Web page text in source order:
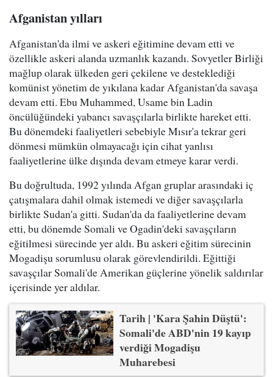
Afganistan yılları
Afganistan'da ilmi ve askeri eğitimine devam etti ve
özellikle askeri alanda uzmanlık kazandı. Sovyetler Birliği
mağlup olarak ülkeden geri çekilene ve desteklediği
komünist yönetim de yıkılana kadar Afganistan'da savaşa
devam etti. Ebu Muhammed, Usame bin Ladin
öncülüğündeki yabancı savaşçılarla birlikte hareket etti.
Bu dönemdeki faaliyetleri sebebiyle Mısır'a tekrar geri
dönmesi mümkün olmayacağı için cihat yanlısı
faaliyetlerine ülke dışında devam etmeye karar verdi.
Bu doğrultuda, 1992 yılında Afgan gruplar arasındaki iç
çatışmalara dahil olmak istemedi ve diğer savaşçılarla
birlikte Sudan'a gitti. Sudan'da da faaliyetlerine devam
etti, bu dönemde Somali ve Ogadin'deki savaşçıların
eğitilmesi sürecinde yer aldı. Bu askeri eğitim sürecinin
Mogadişu sorumlusu olarak görevlendirildi. Eğittiği
savaşçılar Somali'de Amerikan güçlerine yönelik saldırılar
içerisinde yer aldılar.
Tarih | 'Kara Şahin Düştü':
Somali'de ABD'nin 19 kayıp
verdiği Mogadişu
Muharebesi